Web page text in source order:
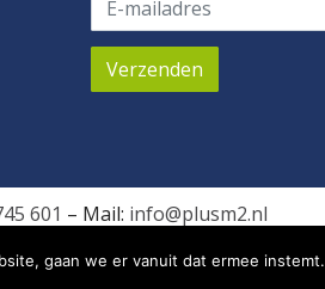
601 – Mail: info@plusm2.nl
gaan we er vanuit dat ermee instemt.